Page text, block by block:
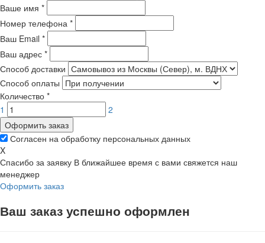
Ваше имя *
Номер телефона *
Ваш Email *
Ваш адрес *
Способ доставки
Способ оплаты
Количество *
1
2
Оформить заказ
Согласен на обработку персональных данных
X
Спасибо за заявку В ближайшее время с вами свяжется наш
менеджер
Оформить заказ
Ваш заказ успешно оформлен